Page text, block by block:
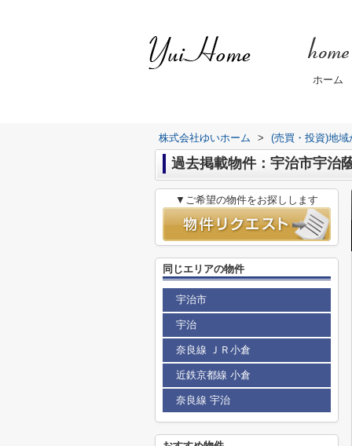
ホーム
株式会社ゆいホーム > (売買・投資)地域
過去掲載物件：宇治市宇
▼ご希望の物件をお探しします
同じエリアの物件
宇治市
宇治
奈良線 ＪＲ小倉
近鉄京都線 小倉
奈良線 宇治